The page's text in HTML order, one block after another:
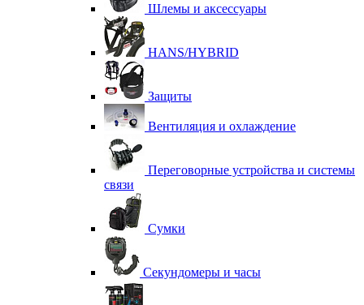
Шлемы и аксессуары
HANS/HYBRID
Защиты
Вентиляция и охлаждение
Переговорные устройства и системы
связи
Сумки
Секундомеры и часы